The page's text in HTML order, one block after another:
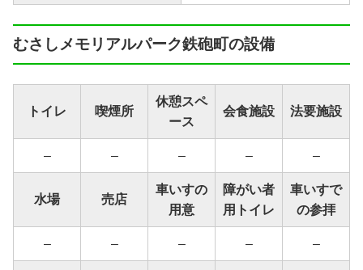
むさしメモリアルパーク鉄砲町の設備
トイレ 喫煙所
休憩スペ
ース
会食施設 法要施設
– – – – –
水場 売店
車いすの
用意
障がい者
用トイレ
車いすで
の参拝
– – – – –